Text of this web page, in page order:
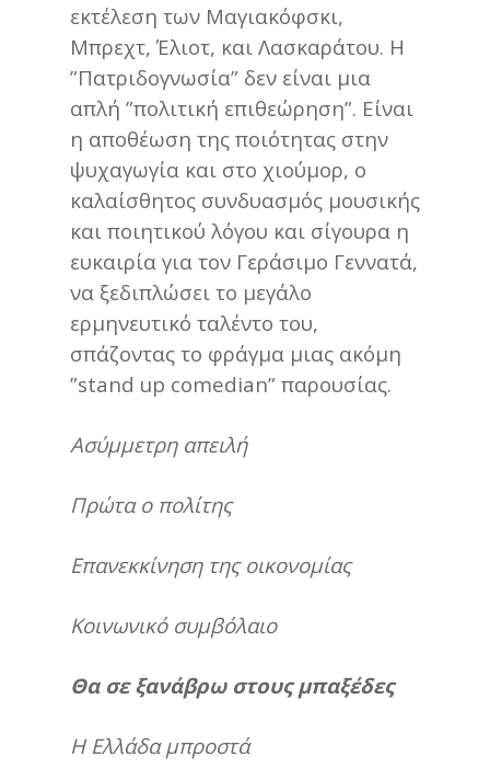
εκτέλεση των Μαγιακόφσκι,
Μπρεχτ, Έλιοτ, και Λασκαράτου. Η
”Πατριδογνωσία” δεν είναι μια
απλή ”πολιτική επιθεώρηση”. Είναι
η αποθέωση της ποιότητας στην
ψυχαγωγία και στο χιούμορ, ο
καλαίσθητος συνδυασμός μουσικής
και ποιητικού λόγου και σίγουρα η
ευκαιρία για τον Γεράσιμο Γεννατά,
να ξεδιπλώσει το μεγάλο
ερμηνευτικό ταλέντο του,
σπάζοντας το φράγμα μιας ακόμη
”stand up comedian” παρουσίας.
Ασύμμετρη απειλή
Πρώτα ο πολίτης
Επανεκκίνηση της οικονομίας
Κοινωνικό συμβόλαιο
Θα σε ξανάβρω στους μπαξέδες
Η Ελλάδα μπροστά